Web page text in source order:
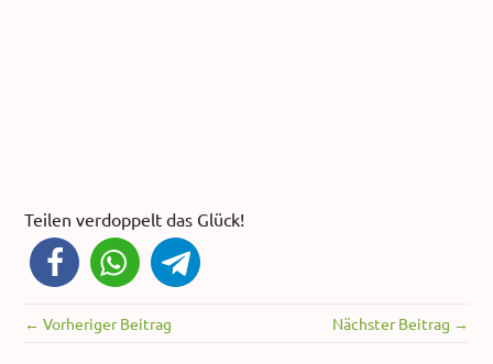
Teilen verdoppelt das Glück!
← Vorheriger Beitrag Nächster Beitrag →